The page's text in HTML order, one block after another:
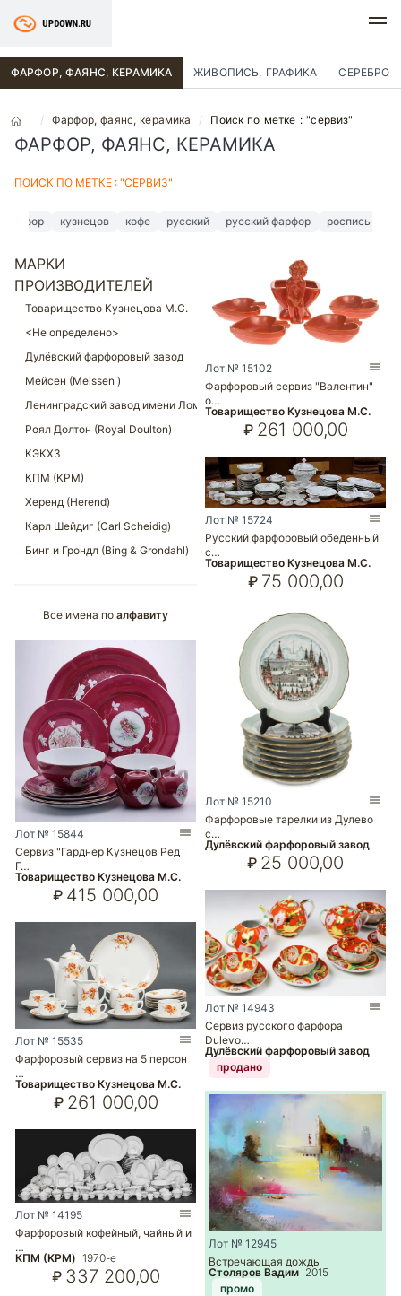
ФАРФОР, ФАЯНС, КЕРАМИКА ЖИВОПИСЬ, ГРАФИКА СЕРЕБРО
Фарфор, фаянс, керамика Поиск по метке : "сервиз"
ФАРФОР, ФАЯНС, КЕРАМИКА
ПОИСК ПО МЕТКЕ : "СЕРВИЗ"
фарфор кузнецов кофе русский русский фарфор роспись
МАРКИ
ПРОИЗВОДИТЕЛЕЙ
Все имена по алфавиту
Лот № 15844
Сервиз "Гарднер Кузнецов Ред
Г…
Товарищество Кузнецова М.С.
₽ 415 000,00
Лот № 15535
Фарфоровый сервиз на 5 персон
…
Товарищество Кузнецова М.С.
₽ 261 000,00
Лот № 14195
Фарфоровый кофейный, чайный и
…
КПМ (KPM) 1970-е
₽ 337 200,00
Лот № 15102
Фарфоровый сервиз "Валентин"
о…
Товарищество Кузнецова М.С.
₽ 261 000,00
Лот № 15724
Русский фарфоровый обеденный
с…
Товарищество Кузнецова М.С.
₽ 75 000,00
Лот № 15210
Фарфоровые тарелки из Дулево
с…
Дулёвский фарфоровый завод
₽ 25 000,00
Лот № 14943
Сервиз русского фарфора
Dulevo…
Дулёвский фарфоровый завод
продано
Лот № 12945
Встречающая дождь
Столяров Вадим 2015
промо